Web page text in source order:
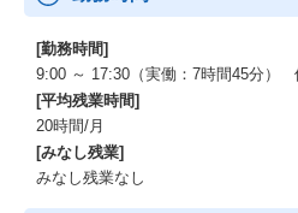
[勤務時間]
9:00 ～ 17:30（実働：7時間45分）
[平均残業時間]
20時間/月
[みなし残業]
みなし残業なし